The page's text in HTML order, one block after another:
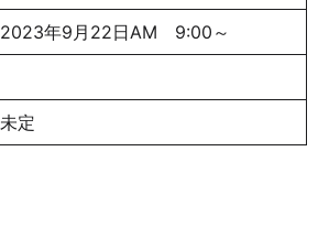
2023年9月22日AM 9:00～
未定